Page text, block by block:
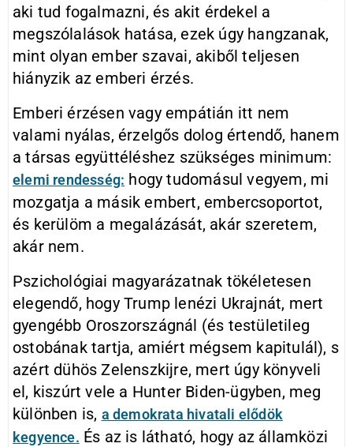
aki tud fogalmazni, és akit érdekel a
megszólalások hatása, ezek úgy hangzanak,
mint olyan ember szavai, akiből teljesen
hiányzik az emberi érzés.
Emberi érzésen vagy empátián itt nem
valami nyálas, érzelgős dolog értendő, hanem
a társas együttéléshez szükséges minimum:
elemi rendesség: hogy tudomásul vegyem, mi
mozgatja a másik embert, embercsoportot,
és kerülöm a megalázását, akár szeretem,
akár nem.
Pszichológiai magyarázatnak tökéletesen
elegendő, hogy Trump lenézi Ukrajnát, mert
gyengébb Oroszországnál (és testületileg
ostobának tartja, amiért mégsem kapitulál), s
azért dühös Zelenszkijre, mert úgy könyveli
el, kiszúrt vele a Hunter Biden-ügyben, meg
különben is, a demokrata hivatali elődök
kegyence. És az is látható, hogy az államközi